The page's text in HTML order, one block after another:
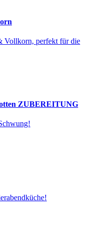
Vollkorn, perfekt für die
ZUBEREITUNG